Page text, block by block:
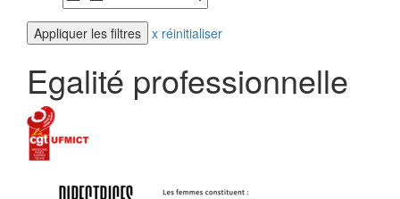
x réinitialiser
Egalité professionnelle